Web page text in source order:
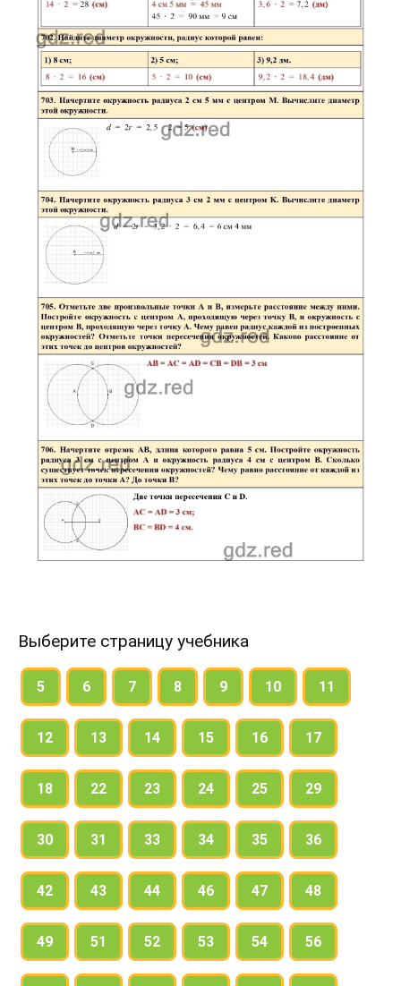
Выберите страницу учебника
5 6 7 8 9 10 11
12 13 14 15 16 17
18 22 23 24 25 29
30 31 33 34 35 36
42 43 44 46 47 48
49 51 52 53 54 56